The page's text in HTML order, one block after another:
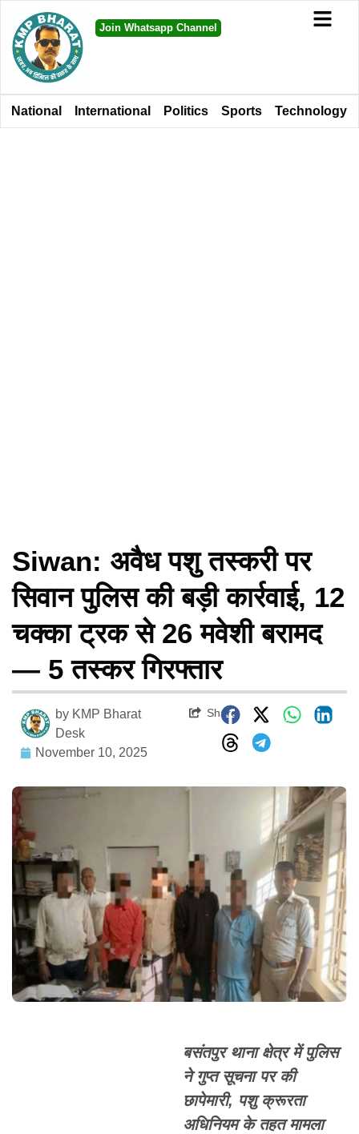
Join Whatsapp Channel
National International Politics Sports Technology
Siwan: अवैध पशु तस्करी पर
सिवान पुलिस की बड़ी कार्रवाई, 12
चक्का ट्रक से 26 मवेशी बरामद
— 5 तस्कर गिरफ्तार
by KMP Bharat
Desk
November 10, 2025
Share
बसंतपुर थाना क्षेत्र में पुलिस
ने गुप्त सूचना पर की
छापेमारी, पशु क्रूरता
अधिनियम के तहत मामला